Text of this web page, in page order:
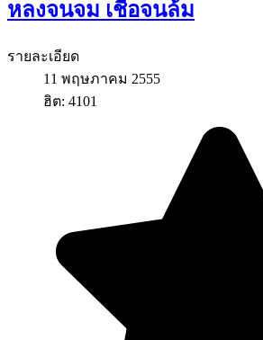
หลงจนจม เชื่อจนล้ม
รายละเอียด
11 พฤษภาคม 2555
ฮิต: 4101